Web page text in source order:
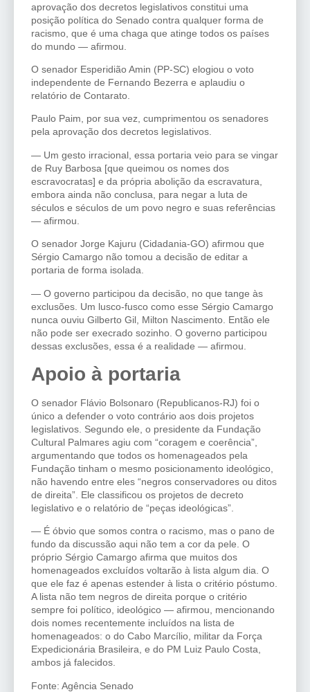
aprovação dos decretos legislativos constitui uma
posição política do Senado contra qualquer forma de
racismo, que é uma chaga que atinge todos os países
do mundo — afirmou.
O senador Esperidião Amin (PP-SC) elogiou o voto
independente de Fernando Bezerra e aplaudiu o
relatório de Contarato.
Paulo Paim, por sua vez, cumprimentou os senadores
pela aprovação dos decretos legislativos.
— Um gesto irracional, essa portaria veio para se vingar
de Ruy Barbosa [que queimou os nomes dos
escravocratas] e da própria abolição da escravatura,
embora ainda não conclusa, para negar a luta de
séculos e séculos de um povo negro e suas referências
— afirmou.
O senador Jorge Kajuru (Cidadania-GO) afirmou que
Sérgio Camargo não tomou a decisão de editar a
portaria de forma isolada.
— O governo participou da decisão, no que tange às
exclusões. Um lusco-fusco como esse Sérgio Camargo
nunca ouviu Gilberto Gil, Milton Nascimento. Então ele
não pode ser execrado sozinho. O governo participou
dessas exclusões, essa é a realidade — afirmou.
Apoio à portaria
O senador Flávio Bolsonaro (Republicanos-RJ) foi o
único a defender o voto contrário aos dois projetos
legislativos. Segundo ele, o presidente da Fundação
Cultural Palmares agiu com “coragem e coerência”,
argumentando que todos os homenageados pela
Fundação tinham o mesmo posicionamento ideológico,
não havendo entre eles “negros conservadores ou ditos
de direita”. Ele classificou os projetos de decreto
legislativo e o relatório de “peças ideológicas”.
— É óbvio que somos contra o racismo, mas o pano de
fundo da discussão aqui não tem a cor da pele. O
próprio Sérgio Camargo afirma que muitos dos
homenageados excluídos voltarão à lista algum dia. O
que ele faz é apenas estender à lista o critério póstumo.
A lista não tem negros de direita porque o critério
sempre foi político, ideológico — afirmou, mencionando
dois nomes recentemente incluídos na lista de
homenageados: o do Cabo Marcílio, militar da Força
Expedicionária Brasileira, e do PM Luiz Paulo Costa,
ambos já falecidos.
Fonte: Agência Senado